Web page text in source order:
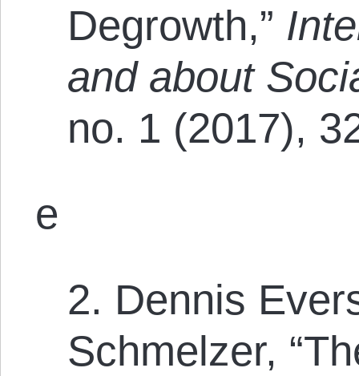
Degrowth,”
and about
no. 1 (2017),
e
2. Dennis
Schmelzer,